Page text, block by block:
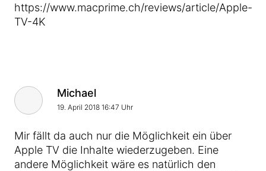
https://www.macprime.ch/reviews/article/Apple-
TV-4K
Michael
19. April 2018 16:47 Uhr
Mir fällt da auch nur die Möglichkeit ein über
Apple TV die Inhalte wiederzugeben. Eine
andere Möglichkeit wäre es natürlich den